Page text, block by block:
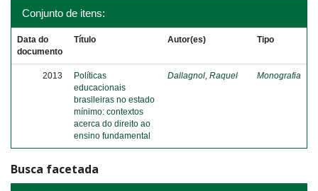
Conjunto de itens:
Data do
documento
Título Autor(es) Tipo
2013
Políticas
educacionais
brasileiras no estado
mínimo: contextos
acerca do direito ao
ensino fundamental
Dallagnol, Raquel Monografia
Busca facetada